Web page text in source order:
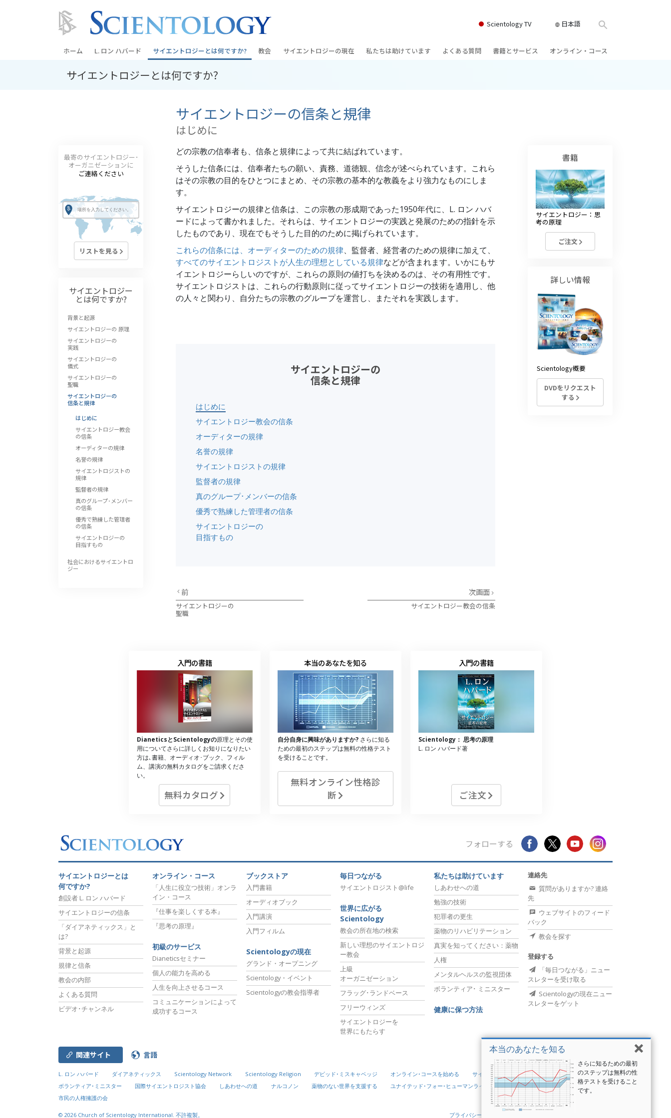
Scientology TV 日本語
ホーム L. ロン ハバード サイエントロジーとは何ですか?
信条と実践
サイエントロジストたちが語るサイエ
ントロジー
サイエントロジーの基本原理
愛と憎しみ ―
偉大さとは何か?
教会
上級
オーガニゼーション
フリーウィンズ
サイエントロジーを
サイエントロジーの現在
デビッド･ミスキャベッジ氏—
Scientologyの教会指導者
私たちは助けています
クリミノン
真実を知ってください：薬物
ユナイテッド･フォー･ヒューマンライ
ツ
サイエントロジー･ボランティア･ミニ
スター
よくある質問 書籍とサービス オンライン・コース
病気やけがのためのアシスト
高潔さと正直さ
感情のトーン・スケール
薬物に対する解決策
職場のためのツール
エシックスとコンディション
サイエントロジーとは何ですか?
サイエントロジーの信条と規律
はじめに
どの宗教の信奉者も、信条と規律によって共に結ばれています。
そうした信条には、信奉者たちの願い、責務、道徳観、信念が述べられています。これら
はその宗教の目的をひとつにまとめ、その宗教の基本的な教義をより強力なものにしま
す。
サイエントロジーの規律と信条は、この宗教の形成期であった1950年代に、L. ロン ハバ
ードによって書かれました。それらは、サイエントロジーの実践と発展のための指針を示
したものであり、現在でもそうした目的のために掲げられています。
これらの信条には、オーディターのための規律、監督者、経営者のための規律に加えて、
すべてのサイエントロジストが人生の理想としている規律などが含まれます。いかにもサ
イエントロジーらしいのですが、これらの原則の値打ちを決めるのは、その有用性です。
サイエントロジストは、これらの行動原則に従ってサイエントロジーの技術を適用し、他
の人々と関わり、自分たちの宗教のグループを運営し、またそれを実践します。
サイエントロジーの
信条と規律
はじめに
サイエントロジー教会の信条
オーディターの規律
名誉の規律
サイエントロジストの規律
監督者の規律
真のグループ･メンバーの信条
優秀で熟練した管理者の信条
サイエントロジーの
目指すもの
前
サイエントロジーの
聖職
次画面
サイエントロジー教会の信条
最寄のサイエントロジー･
オーガニゼーションに
ご連絡ください
リストを見る
サイエントロジー
とは何ですか?
背景と起源
サイエントロジーの 原理
サイエントロジーの
実践
サイエントロジーの
儀式
サイエントロジーの
聖職
サイエントロジーの
信条と規律
はじめに
サイエントロジー教会
の信条
オーディターの規律
名誉の規律
サイエントロジストの
規律
監督者の規律
真のグループ･メンバー
の信条
優秀で熟練した管理者
の信条
サイエントロジーの
目指すもの
社会におけるサイエントロ
ジー
書籍
サイエントロジー：思
考の原理
ご注文
詳しい情報
Scientology概要
DVDをリクエスト
する
本当のあなたを知る
さらに知るための最初
のステップは無料の性
格テストを受けること
です。
入門の書籍
DianeticsとScientologyの原理とその使
用についてさらに詳しくお知りになりたい
方は､書籍、オーディオ･ブック、フィル
ム、講演の無料カタログをご請求くださ
い。
無料カタログ
本当のあなたを知る
自分自身に興味がありますか? さらに知る
ための最初のステップは無料の性格テスト
を受けることです。
無料オンライン性格診
断
入門の書籍
Scientology： 思考の原理
L. ロン ハバード著
ご注文
フォローする
サイエントロジーとは
何ですか?
創設者 L. ロン ハバード
サイエントロジーの信条
「ダイアネティックス」と
は?
背景と起源
規律と信条
教会の内部
よくある質問
ビデオ･チャンネル
オンライン・コース
「人生に役立つ技術」オンラ
イン・コース
『仕事を楽しくする本』
『思考の原理』
初級のサービス
Dianeticsセミナー
個人の能力を高める
人生を向上させるコース
コミュニケーションによって
成功するコース
ブックストア
入門書籍
オーディオブック
入門講演
入門フィルム
Scientologyの現在
グランド・オープニング
Scientology・イベント
Scientologyの教会指導者
毎日つながる
サイエントロジスト@life
世界に広がる
Scientology
教会の所在地の検索
新しい理想のサイエントロジ
ー教会
上級
オーガニゼーション
フラッグ･ランドベース
フリーウィンズ
サイエントロジーを
世界にもたらす
私たちは助けています
しあわせへの道
勉強の技術
犯罪者の更生
薬物のリハビリテーション
真実を知ってください：薬物
人権
メンタルヘルスの監視団体
ボランティア･ ミニスター
健康に保つ方法
連絡先
質問がありますか? 連絡
先
ウェブサイトのフィード
バック
教会を探す
登録する
「毎日つながる」ニュー
スレターを受け取る
Scientologyの現在ニュー
スレターをゲット
関連サイト 言語
L. ロン ハバード ダイアネティックス Scientology Network Scientology Religion デビッド･ミスキャベッジ オンライン･コースを始める
サイエントロジー･
ボランティア･ミニスター
国際サイエントロジスト協会 しあわせへの道 ナルコノン 薬物のない世界を支援する ユナイテッド･フォー･ヒューマンライツ
ユース･フォー･ヒューマンライツ
市民の人権擁護の会
© 2026 Church of Scientology International. 不許複製。 プライバシーに関する方針